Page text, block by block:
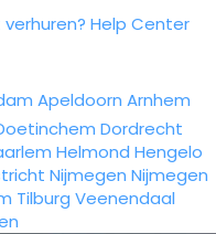
Help Center
Apeldoorn Arnhem
Dordrecht
Helmond Hengelo
Nijmegen Nijmegen
Tilburg Veenendaal